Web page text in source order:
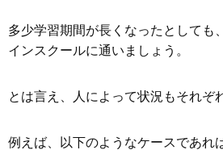
多少学習期間が長くなったとしても
インスクールに通いましょう。
とは言え、人によって状況もそれぞ
例えば、以下のようなケースであれ